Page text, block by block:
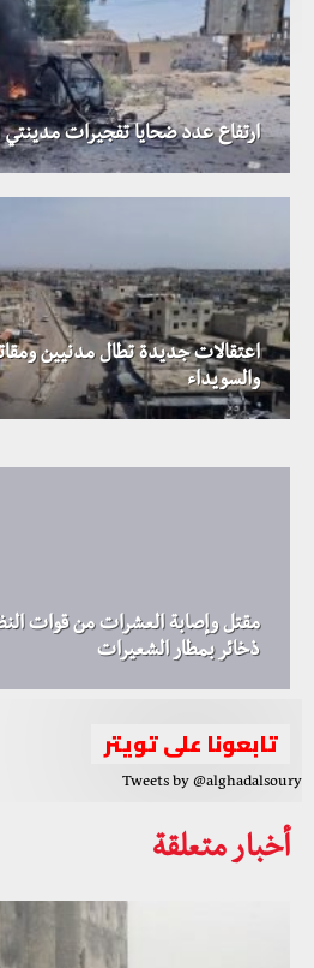
ارتفاع عدد ضحايا تفجيرات مدينتي
اعتقالات جديدة تطال مدنيين
والسويداء
أخطار محدقة بحيوات المدنيين
مقتل وإصابة العشرات من قوات
ذخائر بمطار الشعيرات
تابعونا على تويتر
Tweets by @alghadalsoury
أخبار متعلقة